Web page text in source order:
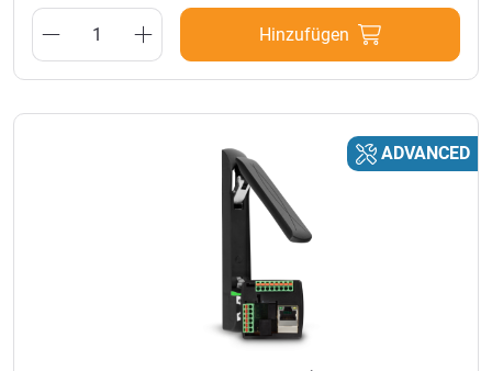
Hinzufügen
ADVANCED